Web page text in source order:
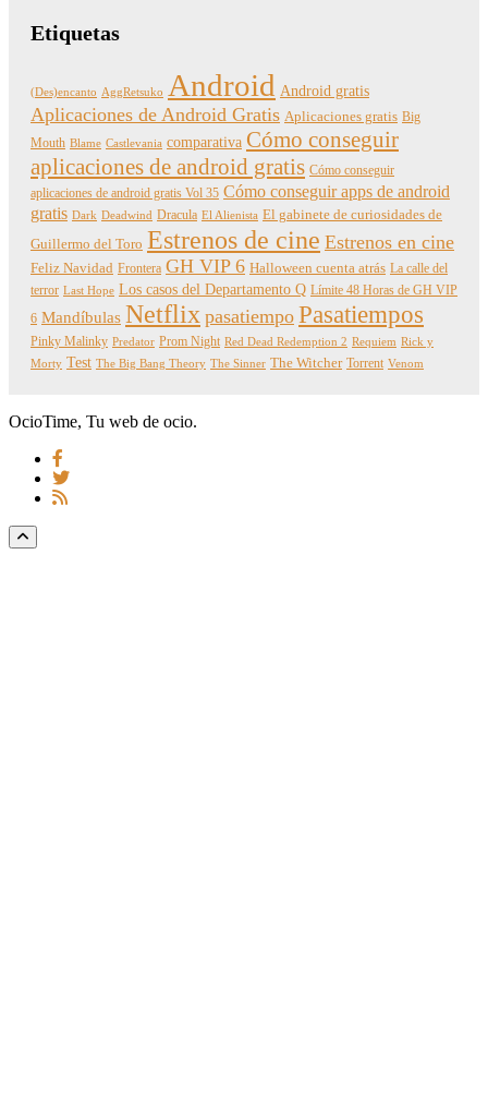
Etiquetas
(Des)encanto AggRetsuko Android Android gratis
Aplicaciones de Android Gratis Aplicaciones gratis Big
Mouth Blame Castlevania comparativa Cómo conseguir
aplicaciones de android gratis Cómo conseguir
aplicaciones de android gratis Vol 35 Cómo conseguir apps de android
gratis Dark Deadwind Dracula El Alienista El gabinete de curiosidades de
Guillermo del Toro Estrenos de cine Estrenos en cine
Feliz Navidad Frontera GH VIP 6 Halloween cuenta atrás La calle del
terror Last Hope Los casos del Departamento Q Límite 48 Horas de GH VIP
6 Mandíbulas Netflix pasatiempo Pasatiempos
Pinky Malinky Predator Prom Night Red Dead Redemption 2 Requiem Rick y
Morty Test The Big Bang Theory The Sinner The Witcher Torrent Venom
OcioTime, Tu web de ocio.